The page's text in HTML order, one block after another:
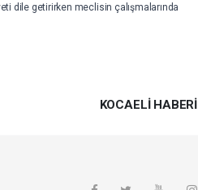
dile getirirken meclisin çalışmalarında
KOCAELI HABERİ